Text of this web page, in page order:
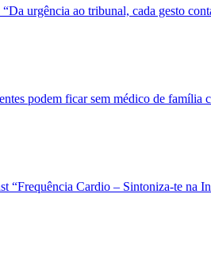
urgência ao tribunal, cada gesto
podem ficar sem médico de família
“Frequência Cardio – Sintoniza-te na